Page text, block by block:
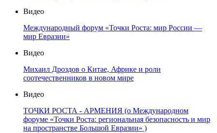
Видео
Международный форум «Точки Роста: мир России —
мир Евразии»
Видео
Михаил Дроздов о Китае, Африке и роли
соотечественников в новом мире
Видео
ТОЧКИ РОСТА - АРМЕНИЯ (о Международном
форуме «Точки Роста: региональная безопасность и мир
на пространстве Большой Евразии» )